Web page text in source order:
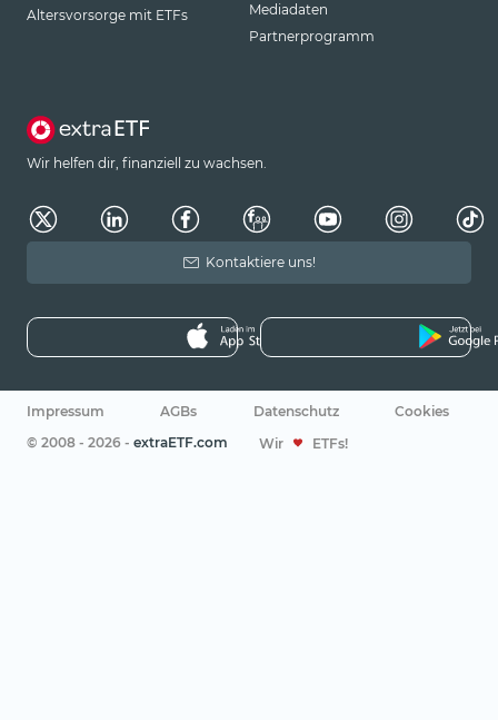
Altersvorsorge mit ETFs
Mediadaten
Partnerprogramm
Wir helfen dir, finanziell zu wachsen.
Kontaktiere uns!
Impressum AGBs Datenschutz
Cookies
© 2008 - 2026 - extraETF.com Wir ETFs!